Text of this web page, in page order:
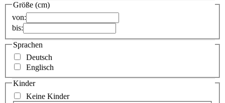
Größe (cm)
von:
bis:
Sprachen
Deutsch
Englisch
Kinder
Keine Kinder